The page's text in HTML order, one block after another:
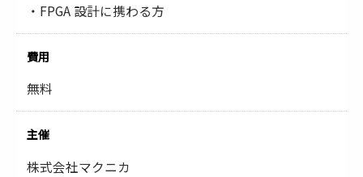
・FPGA 設計に携わる方
費用
無料
主催
株式会社マクニカ